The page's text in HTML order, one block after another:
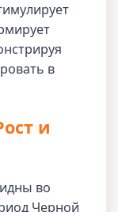
в
и
во
Черной